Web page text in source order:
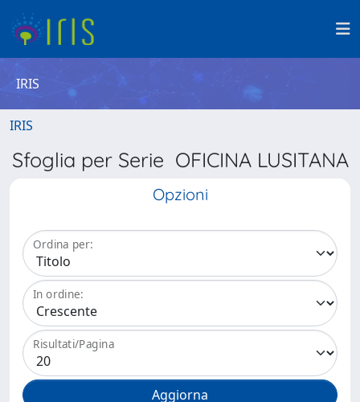
IRIS
IRIS
Sfoglia per Serie OFICINA LUSITANA
Opzioni
Ordina per:
In ordine:
Risultati/Pagina